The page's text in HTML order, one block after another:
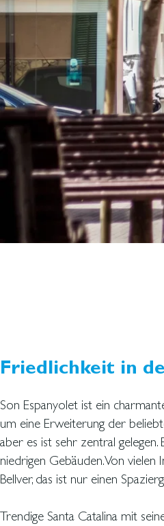
Friedlichkeit in
Son Espanyolet ist ein
um eine Erweiterung der
aber es ist sehr zentral gelegen.
niedrigen Gebäuden. Von
Bellver, das ist nur einen
Trendige Santa Catalina mit